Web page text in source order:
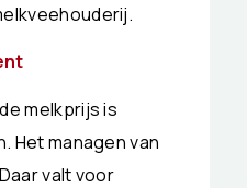
melkprijs is
Het managen van
valt voor